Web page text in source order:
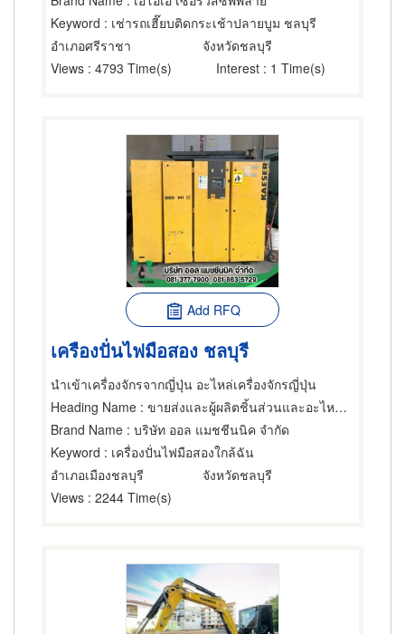
Keyword : เช่ารถเฮี๊ยบติดกระเช้าปลายบูม ชลบุรี
อำเภอศรีราชา
จังหวัดชลบุรี
Views : 4793 Time(s) Interest : 1 Time(s)
Add RFQ
เครืองปั่นไฟมือสอง ชลบุรี
นำเข้าเครื่องจักรจากญี่ปุ่น อะไหล่เครื่องจักรญี่ปุ่น
Heading Name : ขายส่งและผู้ผลิตชิ้นส่วนและอะไหล่เครื่องจักรกล,บริการติดตั้งและโยกย้ายเครื่องจักรกล,ซ่อมเครื่องจักรกล
Brand Name : บริษัท ออล แมชชีนนิค จำกัด
Keyword : เครื่องปั่นไฟมือสองใกล้ฉัน
อำเภอเมืองชลบุรี
จังหวัดชลบุรี
Views : 2244 Time(s)